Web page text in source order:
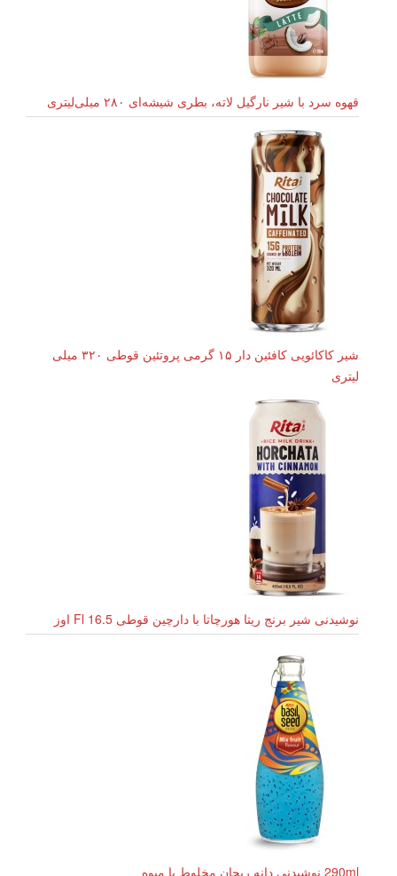
قهوه سرد با شیر نارگیل لاته، بطری شیشه‌ای ۲۸۰ میلی‌لیتری
شیر کاکائویی کافئین دار ۱۵ گرمی پروتئین قوطی ۳۲۰ میلی
لیتری
نوشیدنی شیر برنج ریتا هورچاتا با دارچین قوطی 16.5 Fl اوز
290ml نوشیدنی دانه ریحان مخلوط با میوه